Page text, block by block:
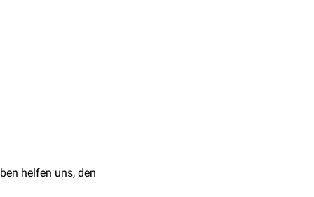
Dies ist die Grundlage
helfen uns, den